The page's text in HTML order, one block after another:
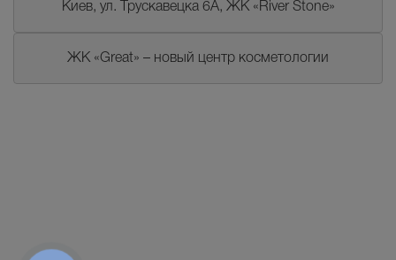
Киев, ул. Трускавецка 6А, ЖК «River Stone»
ЖК «Great» – новый центр косметологии